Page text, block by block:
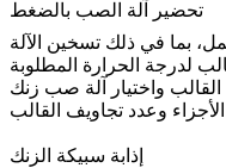
تحضير آلة الصب بالضغط
بما في ذلك تسخين الآلة
واختيار آلة صب زنك
إذابة سبيكة الزنك